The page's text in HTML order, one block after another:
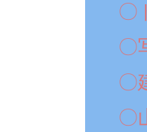
〇
〇
〇
〇